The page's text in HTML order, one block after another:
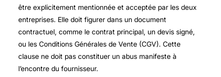
être explicitement mentionnée et acceptée par les deux
entreprises. Elle doit figurer dans un document
contractuel, comme le contrat principal, un devis signé,
ou les Conditions Générales de Vente (CGV). Cette
clause ne doit pas constituer un abus manifeste à
l’encontre du fournisseur.